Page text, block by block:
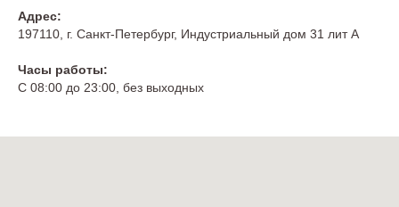
Адрес:
197110, г. Санкт-Петербург, Индустриальный дом 31 лит А
Часы работы:
С 08:00 до 23:00, без выходных